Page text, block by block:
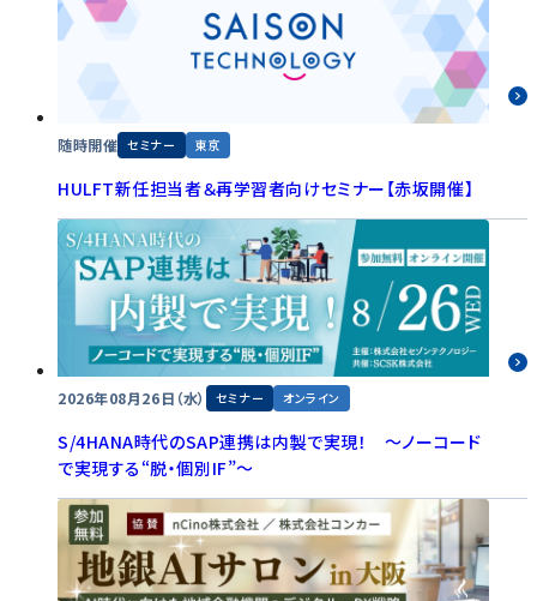
随時開催 セミナー 東京
HULFT新任担当者＆再学習者向けセミナー【赤坂開催】
2026年08月26日（水） セミナー オンライン
S/4HANA時代のSAP連携は内製で実現！ ～ノーコード
で実現する“脱・個別IF”～